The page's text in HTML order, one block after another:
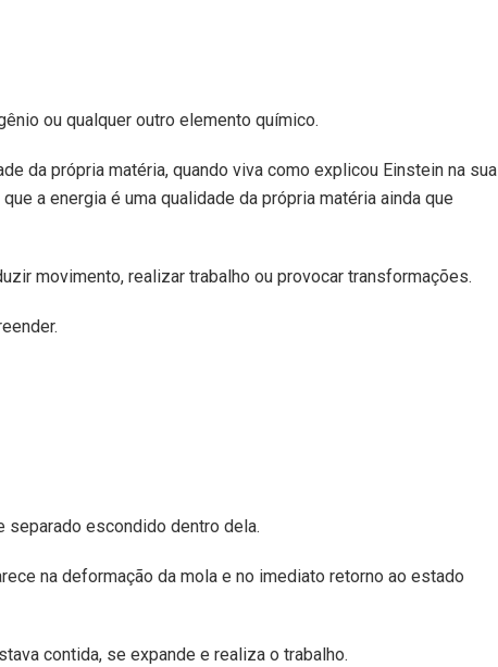
ou qualquer outro elemento químico.
da própria matéria, quando viva como explicou Einstein na sua
a energia é uma qualidade da própria matéria ainda que
movimento, realizar trabalho ou provocar transformações.
separado escondido dentro dela.
na deformação da mola e no imediato retorno ao estado
contida, se expande e realiza o trabalho.